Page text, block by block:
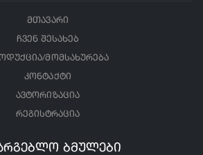
მთავარი
ჩვენ შესახებ
მომსახურება
კონტაქტი
ავტორიზაცია
რეგისტრაცია
ბმულები